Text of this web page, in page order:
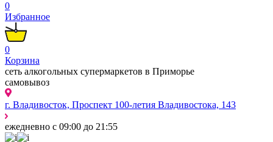
0
Избранное
0
Корзина
сеть алкогольных супермаркетов в Приморье
самовывоз
г. Владивосток, Проспект 100-летия Владивостока, 143
ежедневно с 09:00 до 21:55